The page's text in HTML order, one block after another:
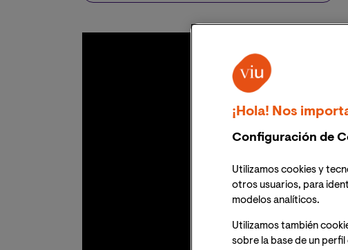
¡Hola! Nos
Configuración de
Utilizamos cookies y
otros usuarios, para
modelos analíticos.
Utilizamos también
sobre la base de un